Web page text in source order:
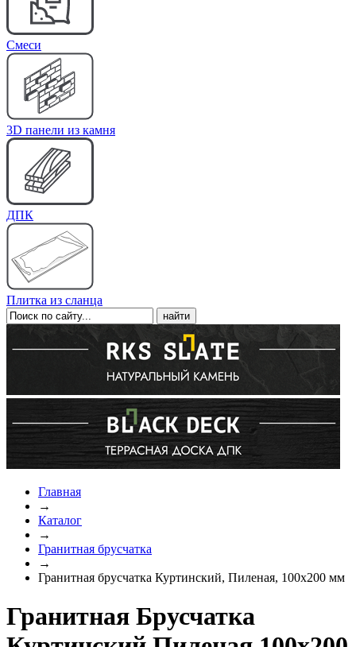
Cмеси
3D панели из камня
ДПК
Плитка из сланца
Главная
→
Каталог
→
Гранитная брусчатка
→
Гранитная брусчатка Куртинский, Пиленая, 100x200 мм
Гранитная Брусчатка